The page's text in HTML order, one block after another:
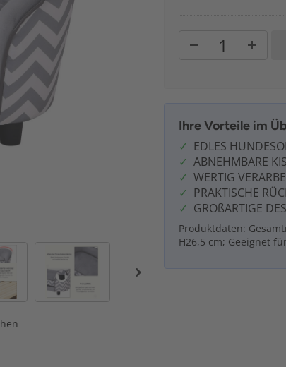
Ihre Vorteile im
EDLES
ABNEHMBARE
WERTIG
PRAKTISCHE
GROßARTIGE
Produktdaten:
H26,5 cm; Geeignet